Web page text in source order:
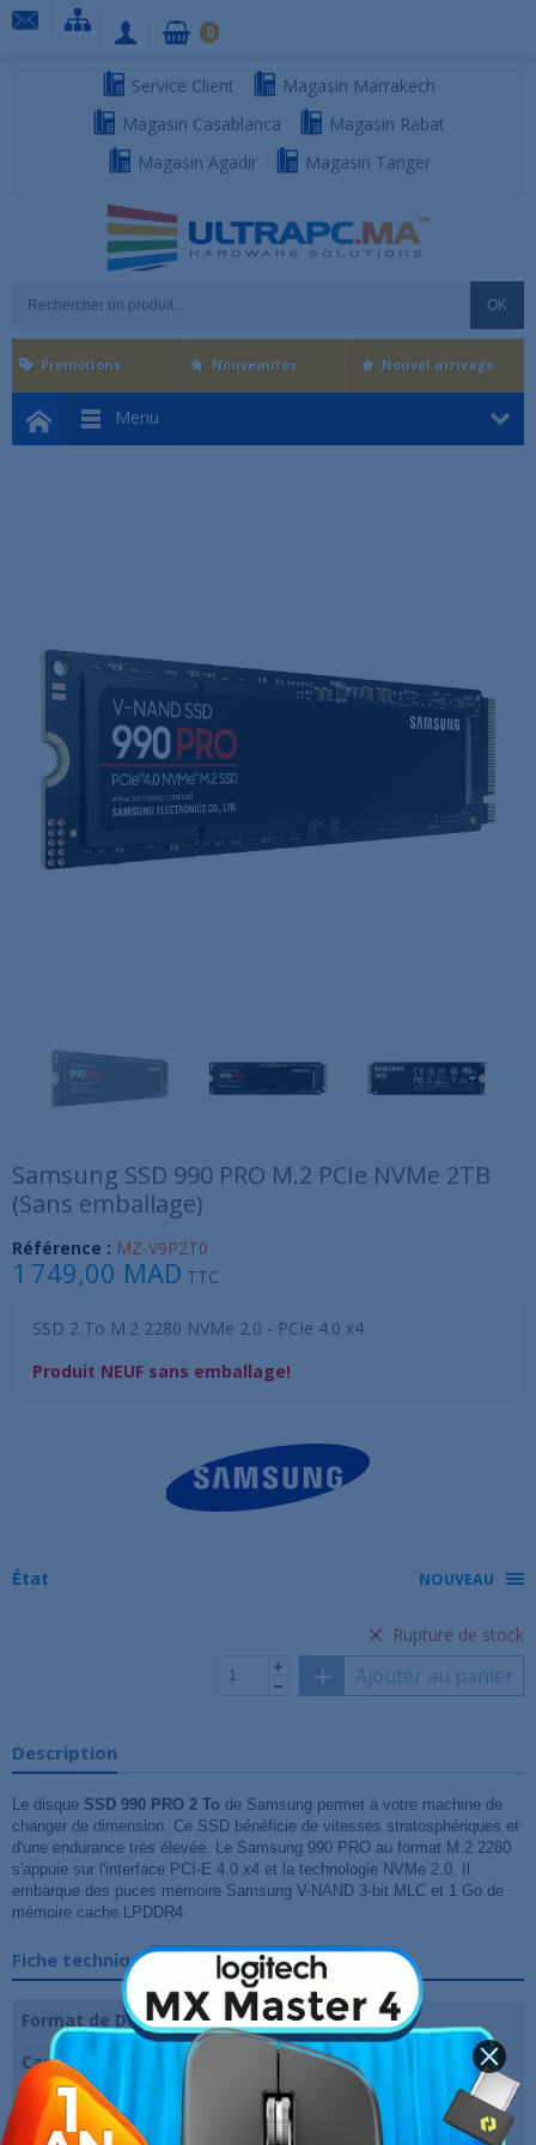
Service Client
Magasin Marrakech
Magasin Casablanca
Magasin Rabat
Magasin Agadir
Magasin Tanger
OK
0
Menu
Promotions Nouveautés Nouvel arrivage
Samsung SSD 990 PRO M.2 PCIe NVMe 2TB
(Sans emballage)
Référence : MZ-V9P2T0
1 749,00 MAD TTC
SSD 2 To M.2 2280 NVMe 2.0 - PCIe 4.0 x4
Produit NEUF sans emballage!
État NOUVEAU
Rupture de stock
Ajouter au panier
Description
Le disque SSD 990 PRO 2 To de Samsung permet à votre machine de
changer de dimension. Ce SSD bénéficie de vitesses stratosphériques et
d'une endurance très élevée. Le Samsung 990 PRO au format M.2 2280
s'appuie sur l'interface PCI-E 4.0 x4 et la technologie NVMe 2.0. Il
embarque des puces mémoire Samsung V-NAND 3-bit MLC et 1 Go de
mémoire cache LPDDR4.
Fiche technique
Format de Disque
Carte M.2
Capacité de disque
Interface
PCI-E 4.0 4x